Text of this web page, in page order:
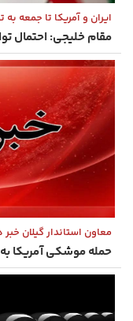
ایران و آمریکا تا جمعه
مقام خلیجی: احتمال توافق
معاون استاندار گیلان خبر
حمله موشکی آمریکا به